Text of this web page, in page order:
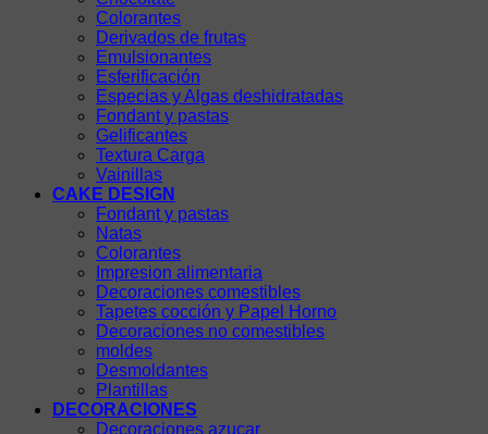
Colorantes
Derivados de frutas
Emulsionantes
Esferificación
Especias y Algas deshidratadas
Fondant y pastas
Gelificantes
Textura Carga
Vainillas
CAKE DESIGN
Fondant y pastas
Natas
Colorantes
Impresion alimentaria
Decoraciones comestibles
Tapetes cocción y Papel Horno
Decoraciones no comestibles
moldes
Desmoldantes
Plantillas
DECORACIONES
Decoraciones azucar